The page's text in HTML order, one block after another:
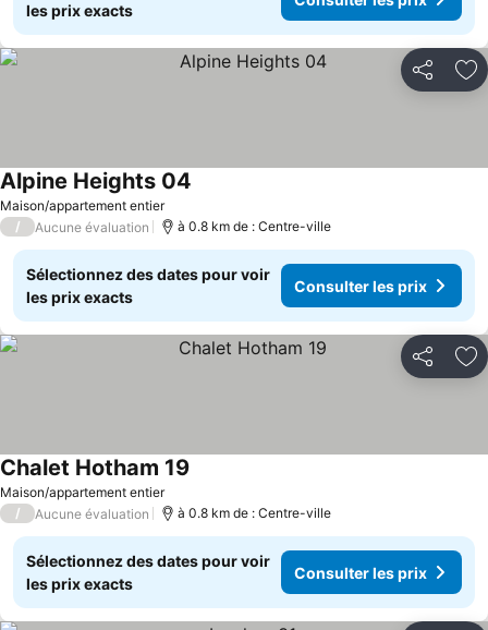
les prix exacts
Partager
Maison/appartement entier
Alpine Heights 04
/ Aucune évaluation à 0.8 km de : Centre-ville
Sélectionnez des dates pour voir
les prix exacts
Consulter les prix
Partager
Maison/appartement entier
Chalet Hotham 19
/ Aucune évaluation à 0.8 km de : Centre-ville
Sélectionnez des dates pour voir
les prix exacts
Consulter les prix